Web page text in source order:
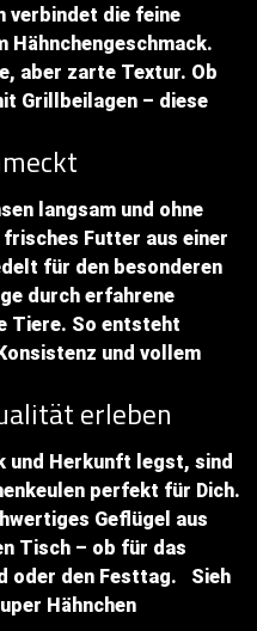
verbindet die feine
aber zarte Textur. Ob
Grillbeilagen – diese
langsam und ohne
Futter aus einer
für den besonderen
durch erfahrene
Tiere. So entsteht
und vollem
erleben
und Herkunft legst, sind
perfekt für Dich.
Geflügel aus
Tisch – ob für das
oder den Festtag. Sieh
Hähnchen